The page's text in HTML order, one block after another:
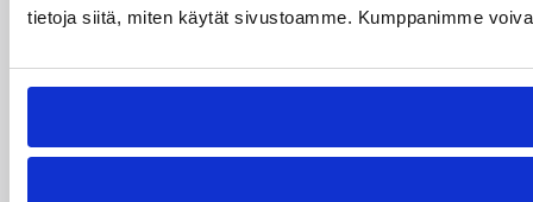
tietoja siitä, miten käytät sivustoamme. Kumppanimme